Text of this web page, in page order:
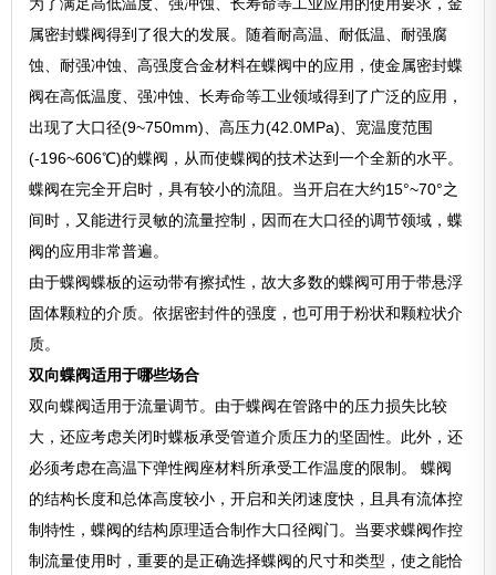
属密封蝶阀得到了很大的发展。随着耐高温、耐低温、耐强腐
蚀、耐强冲蚀、高强度合金材料在蝶阀中的应用，使金属密封蝶
阀在高低温度、强冲蚀、长寿命等工业领域得到了广泛的应用，
出现了大口径(9~750mm)、高压力(42.0MPa)、宽温度范围
(-196~606℃)的蝶阀，从而使蝶阀的技术达到一个全新的水平。
蝶阀在完全开启时，具有较小的流阻。当开启在大约15°~70°之
间时，又能进行灵敏的流量控制，因而在大口径的调节领域，蝶
阀的应用非常普遍。
由于蝶阀蝶板的运动带有擦拭性，故大多数的蝶阀可用于带悬浮
固体颗粒的介质。依据密封件的强度，也可用于粉状和颗粒状介
质。
双向蝶阀适用于哪些场合
双向蝶阀适用于流量调节。由于蝶阀在管路中的压力损失比较
大，还应考虑关闭时蝶板承受管道介质压力的坚固性。此外，还
必须考虑在高温下弹性阀座材料所承受工作温度的限制。 蝶阀
的结构长度和总体高度较小，开启和关闭速度快，且具有流体控
制特性，蝶阀的结构原理适合制作大口径阀门。当要求蝶阀作控
制流量使用时，重要的是正确选择蝶阀的尺寸和类型，使之能恰